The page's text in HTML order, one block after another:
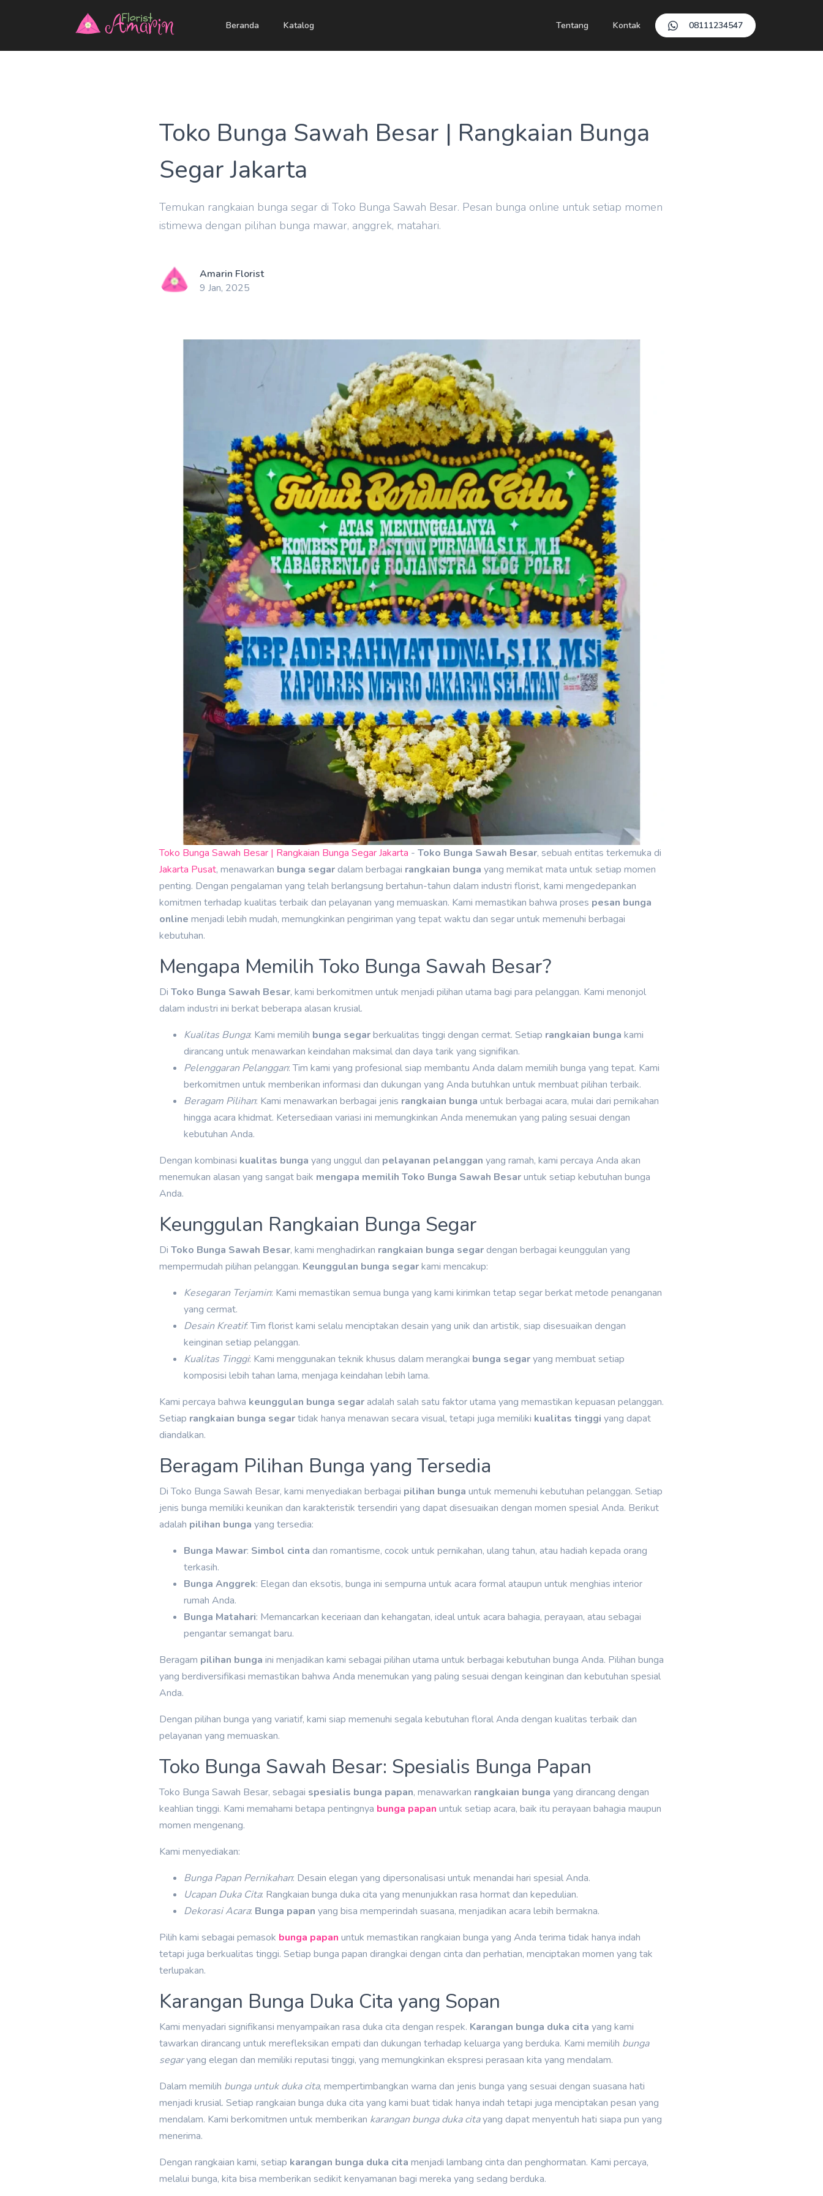
Beranda Katalog Tentang Kontak 08111234547
Toko Bunga Sawah Besar | Rangkaian Bunga
Segar Jakarta
Temukan rangkaian bunga segar di Toko Bunga Sawah Besar. Pesan bunga online untuk setiap momen
istimewa dengan pilihan bunga mawar, anggrek, matahari.
Amarin Florist
9 Jan, 2025
Toko Bunga Sawah Besar | Rangkaian Bunga Segar Jakarta - Toko Bunga Sawah Besar, sebuah entitas terkemuka di
Jakarta Pusat, menawarkan bunga segardalam berbagai rangkaian bunga yang memikat mata untuk setiap momen
penting. Dengan pengalaman yang telah berlangsung bertahun-tahun dalam industri florist, kami mengedepankan
komitmen terhadap kualitas terbaik dan pelayanan yang memuaskan. Kami memastikan bahwa proses pesan bunga
online menjadi lebih mudah, memungkinkan pengiriman yang tepat waktu dan segar untuk memenuhi berbagai
kebutuhan.
Mengapa Memilih Toko Bunga Sawah Besar?
Di Toko Bunga Sawah Besar, kami berkomitmen untuk menjadi pilihan utama bagi para pelanggan. Kami menonjol
dalam industri ini berkat beberapa alasan krusial.
Kualitas Bunga: Kami memilih bunga segarberkualitas tinggi dengan cermat. Setiap rangkaian bunga kami
dirancang untuk menawarkan keindahan maksimal dan daya tarik yang signifikan.
Pelenggaran Pelanggan: Tim kami yang profesional siap membantu Anda dalam memilih bunga yang tepat. Kami
berkomitmen untuk memberikan informasi dan dukungan yang Anda butuhkan untuk membuat pilihan terbaik.
Beragam Pilihan: Kami menawarkan berbagai jenis rangkaian bunga untuk berbagai acara, mulai dari pernikahan
hingga acara khidmat. Ketersediaan variasi ini memungkinkan Anda menemukan yang paling sesuai dengan
kebutuhan Anda.
Dengan kombinasi kualitas bunga yang unggul dan pelayanan pelanggan yang ramah, kami percaya Anda akan
menemukan alasan yang sangat baik mengapa memilih Toko Bunga Sawah Besaruntuk setiap kebutuhan bunga
Anda.
Keunggulan Rangkaian Bunga Segar
Di Toko Bunga Sawah Besar, kami menghadirkan rangkaian bunga segardengan berbagai keunggulan yang
mempermudah pilihan pelanggan. Keunggulan bunga segarkami mencakup:
Kesegaran Terjamin: Kami memastikan semua bunga yang kami kirimkan tetap segar berkat metode penanganan
yang cermat.
Desain Kreatif: Tim florist kami selalu menciptakan desain yang unik dan artistik, siap disesuaikan dengan
keinginan setiap pelanggan.
Kualitas Tinggi: Kami menggunakan teknik khusus dalam merangkai bunga segaryang membuat setiap
komposisi lebih tahan lama, menjaga keindahan lebih lama.
Kami percaya bahwa keunggulan bunga segaradalah salah satu faktor utama yang memastikan kepuasan pelanggan.
Setiap rangkaian bunga segartidak hanya menawan secara visual, tetapi juga memiliki kualitas tinggi yang dapat
diandalkan.
Beragam Pilihan Bunga yang Tersedia
Di Toko Bunga Sawah Besar, kami menyediakan berbagai pilihan bunga untuk memenuhi kebutuhan pelanggan. Setiap
jenis bunga memiliki keunikan dan karakteristik tersendiri yang dapat disesuaikan dengan momen spesial Anda. Berikut
adalah pilihan bunga yang tersedia:
Bunga Mawar: Simbol cinta dan romantisme, cocok untuk pernikahan, ulang tahun, atau hadiah kepada orang
terkasih.
Bunga Anggrek: Elegan dan eksotis, bunga ini sempurna untuk acara formal ataupun untuk menghias interior
rumah Anda.
Bunga Matahari: Memancarkan keceriaan dan kehangatan, ideal untuk acara bahagia, perayaan, atau sebagai
pengantar semangat baru.
Beragam pilihan bunga ini menjadikan kami sebagai pilihan utama untuk berbagai kebutuhan bunga Anda. Pilihan bunga
yang berdiversifikasi memastikan bahwa Anda menemukan yang paling sesuai dengan keinginan dan kebutuhan spesial
Anda.
Dengan pilihan bunga yang variatif, kami siap memenuhi segala kebutuhan floral Anda dengan kualitas terbaik dan
pelayanan yang memuaskan.
Toko Bunga Sawah Besar: Spesialis Bunga Papan
Toko Bunga Sawah Besar, sebagai spesialis bunga papan, menawarkan rangkaian bunga yang dirancang dengan
keahlian tinggi. Kami memahami betapa pentingnya bunga papan untuk setiap acara, baik itu perayaan bahagia maupun
momen mengenang.
Kami menyediakan:
Bunga Papan Pernikahan: Desain elegan yang dipersonalisasi untuk menandai hari spesial Anda.
Ucapan Duka Cita: Rangkaian bunga duka cita yang menunjukkan rasa hormat dan kepedulian.
Dekorasi Acara: Bunga papan yang bisa memperindah suasana, menjadikan acara lebih bermakna.
Pilih kami sebagai pemasok bunga papan untuk memastikan rangkaian bunga yang Anda terima tidak hanya indah
tetapi juga berkualitas tinggi. Setiap bunga papan dirangkai dengan cinta dan perhatian, menciptakan momen yang tak
terlupakan.
Karangan Bunga Duka Cita yang Sopan
Kami menyadari signifikansi menyampaikan rasa duka cita dengan respek. Karangan bunga duka cita yang kami
tawarkan dirancang untuk merefleksikan empati dan dukungan terhadap keluarga yang berduka. Kami memilih bunga
segaryang elegan dan memiliki reputasi tinggi, yang memungkinkan ekspresi perasaan kita yang mendalam.
Dalam memilih bunga untuk duka cita, mempertimbangkan warna dan jenis bunga yang sesuai dengan suasana hati
menjadi krusial. Setiap rangkaian bunga duka cita yang kami buat tidak hanya indah tetapi juga menciptakan pesan yang
mendalam. Kami berkomitmen untuk memberikan karangan bunga duka citayang dapat menyentuh hati siapa pun yang
menerima.
Dengan rangkaian kami, setiap karangan bunga duka cita menjadi lambang cinta dan penghormatan. Kami percaya,
melalui bunga, kita bisa memberikan sedikit kenyamanan bagi mereka yang sedang berduka.